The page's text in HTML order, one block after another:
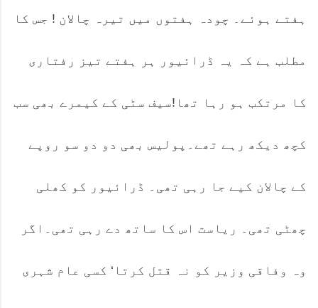
ہفتے ہوئے۔ چودہ ہفتوں میں تیرہ چالان ! جس کا
مطلب ہے کہ یہ ڈرائیور ہر ہفتے تیز رفتاری
کا مرتکب ہو رہا تھا!سیف سٹی کے کیمرے بھی سب
کچھ دیکھ رہے تھے۔پولیس بھی دو دو سو روپے
کے چالان کیے جا رہی تھی۔ ڈرائیور کو کھلی
چھٹی تھی۔ ریاست اس کا ساتھ دے رہی تھی۔اگر
وہ وفاقی وزیر کو نہ قتل کرتا‘ کسی عام شہری